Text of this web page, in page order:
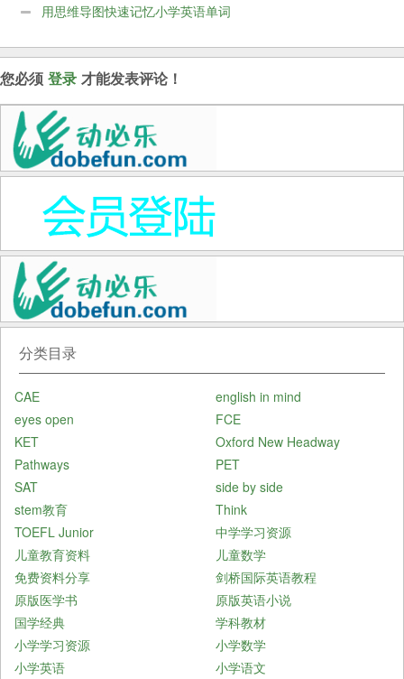
+音频+视频
用思维导图快速记忆小学英语单词
您必须 登录 才能发表评论！
分类目录
CAE
english in mind
eyes open
FCE
KET
Oxford New Headway
Pathways
PET
SAT
side by side
stem教育
Think
TOEFL Junior
中学学习资源
儿童教育资料
儿童数学
免费资料分享
剑桥国际英语教程
原版医学书
原版英语小说
国学经典
学科教材
小学学习资源
小学数学
小学英语
小学语文